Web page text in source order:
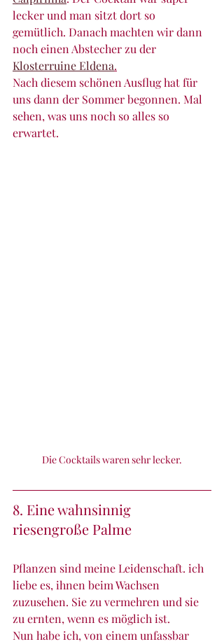
lecker und man sitzt dort so
gemütlich. Danach machten wir dann
noch einen Abstecher zu der
Klosterruine Eldena.
Nach diesem schönen Ausflug hat für
uns dann der Sommer begonnen. Mal
sehen, was uns noch so alles so
erwartet.
Die Cocktails waren sehr lecker.
8. Eine wahnsinnig
riesengroße Palme
Pflanzen sind meine Leidenschaft. ich
liebe es, ihnen beim Wachsen
zuzusehen. Sie zu vermehren und sie
zu ernten, wenn es möglich ist.
Nun habe ich, von einem unfassbar